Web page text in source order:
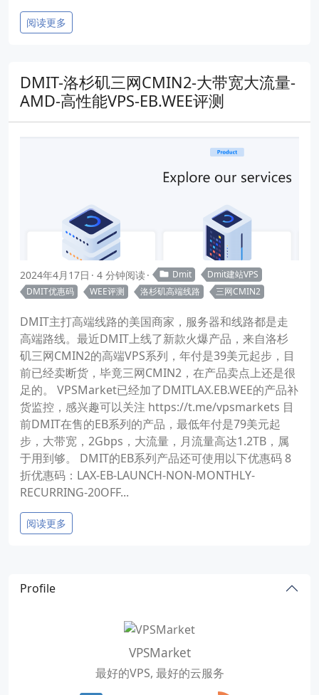
阅读更多
DMIT-洛杉矶三网CMIN2-大带宽大流量-
AMD-高性能VPS-EB.WEE评测
2024年4月17日 4 分钟阅读 Dmit
Dmit建站VPS
DMIT优惠码
WEE评测 洛杉矶高端线路 三网CMIN2
DMIT主打高端线路的美国商家，服务器和线路都是走
高端路线。最近DMIT上线了新款火爆产品，来自洛杉
矶三网CMIN2的高端VPS系列，年付是39美元起步，目
前已经卖断货，毕竟三网CMIN2，在产品卖点上还是很
足的。 VPSMarket已经加了DMITLAX.EB.WEE的产品补
货监控，感兴趣可以关注 https://t.me/vpsmarkets 目
前DMIT在售的EB系列的产品，最低年付是79美元起
步，大带宽，2Gbps，大流量，月流量高达1.2TB，属
于用到够。 DMIT的EB系列产品还可使用以下优惠码 8
折优惠码：LAX-EB-LAUNCH-NON-MONTHLY-
RECURRING-20OFF...
阅读更多
Profile
VPSMarket
最好的VPS, 最好的云服务